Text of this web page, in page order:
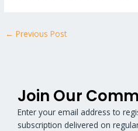
← Previous Post
Join Our
Enter your email address to
subscription delivered on